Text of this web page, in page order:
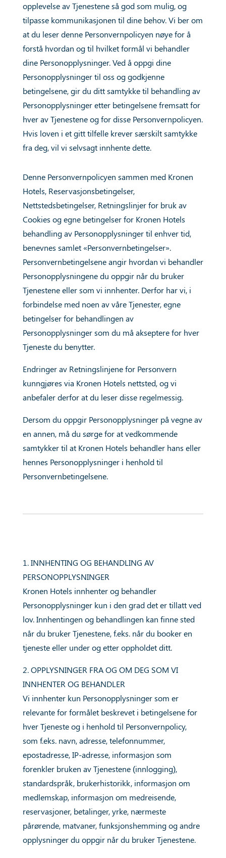
opplevelse av Tjenestene så god som mulig, og
tilpasse kommunikasjonen til dine behov. Vi ber om
at du leser denne Personvernpolicyen nøye for å
forstå hvordan og til hvilket formål vi behandler
dine Personopplysninger. Ved å oppgi dine
Personopplysninger til oss og godkjenne
betingelsene, gir du ditt samtykke til behandling av
Personopplysninger etter betingelsene fremsatt for
hver av Tjenestene og for disse Personvernpolicyen.
Hvis loven i et gitt tilfelle krever særskilt samtykke
fra deg, vil vi selvsagt innhente dette.
Denne Personvernpolicyen sammen med Kronen
Hotels, Reservasjonsbetingelser,
Nettstedsbetingelser, Retningslinjer for bruk av
Cookies og egne betingelser for Kronen Hotels
behandling av Personopplysninger til enhver tid,
benevnes samlet «Personvernbetingelser».
Personvernbetingelsene angir hvordan vi behandler
Personopplysningene du oppgir når du bruker
Tjenestene eller som vi innhenter. Derfor har vi, i
forbindelse med noen av våre Tjenester, egne
betingelser for behandlingen av
Personopplysninger som du må akseptere for hver
Tjeneste du benytter.
Endringer av Retningslinjene for Personvern
kunngjøres via Kronen Hotels nettsted, og vi
anbefaler derfor at du leser disse regelmessig.
Dersom du oppgir Personopplysninger på vegne av
en annen, må du sørge for at vedkommende
samtykker til at Kronen Hotels behandler hans eller
hennes Personopplysninger i henhold til
Personvernbetingelsene.
1. INNHENTING OG BEHANDLING AV
PERSONOPPLYSNINGER
Kronen Hotels innhenter og behandler
Personopplysninger kun i den grad det er tillatt ved
lov. Innhentingen og behandlingen kan finne sted
når du bruker Tjenestene, f.eks. når du booker en
tjeneste eller under og etter oppholdet ditt.
2. OPPLYSNINGER FRA OG OM DEG SOM VI
INNHENTER OG BEHANDLER
Vi innhenter kun Personopplysninger som er
relevante for formålet beskrevet i betingelsene for
hver Tjeneste og i henhold til Personvernpolicy,
som f.eks. navn, adresse, telefonnummer,
epostadresse, IP-adresse, informasjon som
forenkler bruken av Tjenestene (innlogging),
standardspråk, brukerhistorikk, informasjon om
medlemskap, informasjon om medreisende,
reservasjoner, betalinger, yrke, nærmeste
pårørende, matvaner, funksjonshemming og andre
opplysninger du oppgir når du bruker Tjenestene.